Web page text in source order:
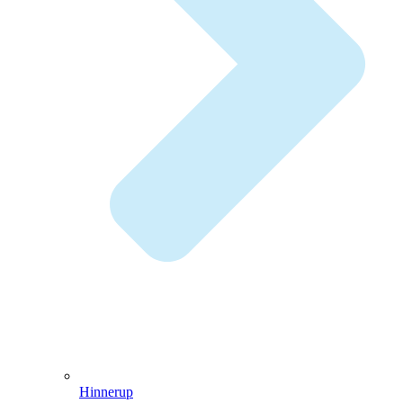
Hinnerup